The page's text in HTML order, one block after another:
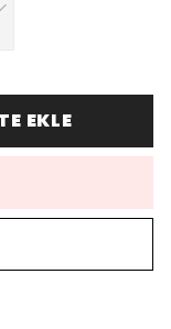
EKLE